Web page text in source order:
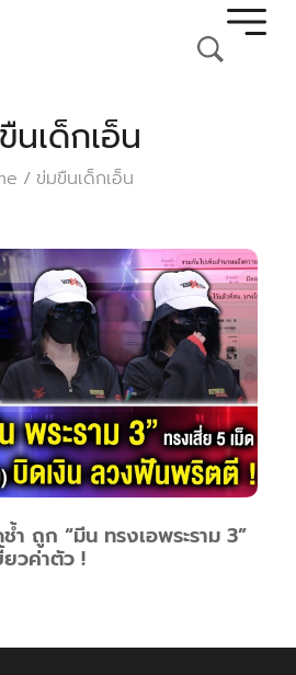
นเด็กเอ็น
/ ข่มขืนเด็กเอ็น
ถูก “มีน ทรงเอพระราม 3”
วค่าตัว !